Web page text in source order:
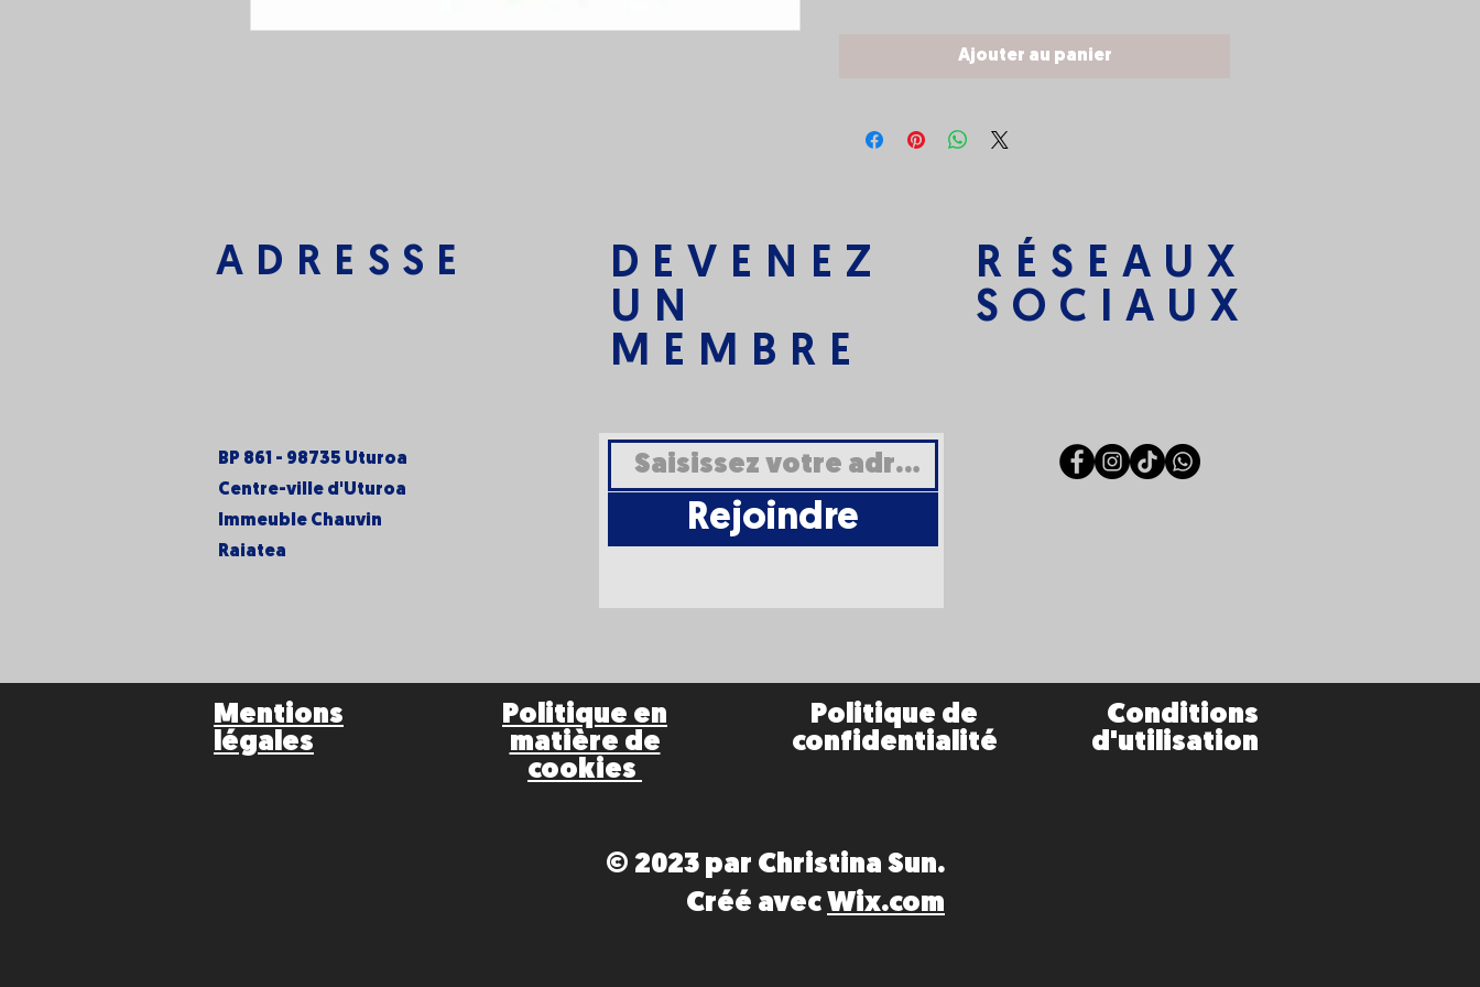
Ajouter au panier
ADRESSE
BP 861 - 98735 Uturoa
Centre-ville d'Uturoa
Immeuble Chauvin
Raiatea
DEVENEZ
UN
MEMBRE
Rejoindre
RÉSEAUX
SOCIAUX
Mentions
légales
Politique en
matière de
cookies
Politique de
confidentialité
Conditions
d'utilisation
© 2023 par Christina Sun.
Créé avec Wix.com